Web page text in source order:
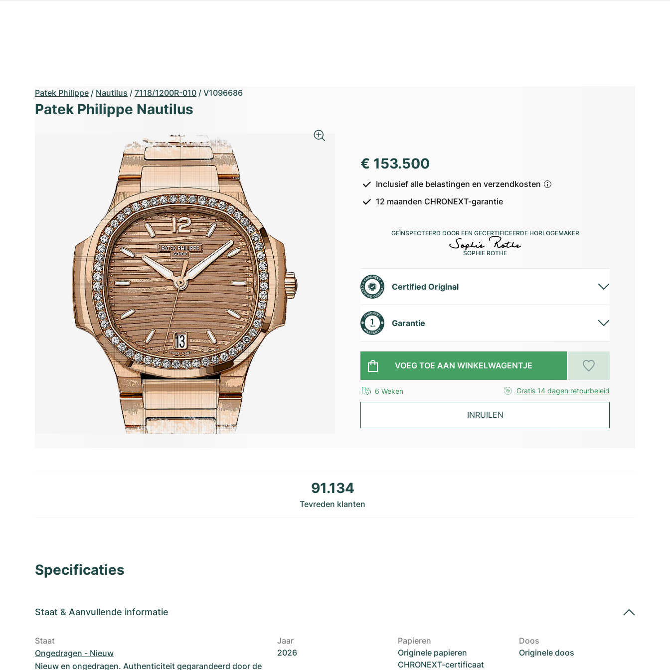
Patek Philippe / Nautilus / 7118/1200R-010 / V1096686
Patek Philippe Nautilus
€ 153.500
Inclusief alle belastingen en verzendkosten
12 maanden CHRONEXT-garantie
GEÏNSPECTEERD DOOR EEN GECERTIFICEERDE HORLOGEMAKER
SOPHIE ROTHE
Certified Original
Garantie
VOEG TOE AAN WINKELWAGENTJE
6 Weken Gratis 14 dagen retourbeleid
INRUILEN
91.134
Tevreden klanten
Specificaties
Staat & Aanvullende informatie
Staat
Ongedragen - Nieuw
Nieuw en ongedragen. Authenticiteit gegarandeerd door de
Jaar
2026
Papieren
Originele papieren
CHRONEXT-certificaat
Doos
Originele doos